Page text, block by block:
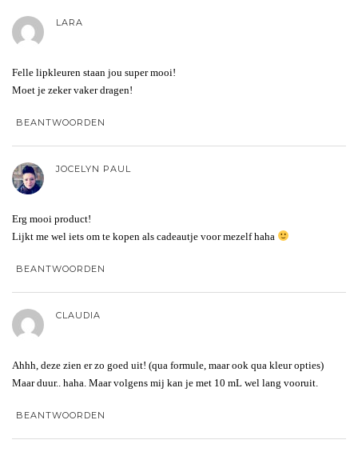
LARA
Felle lipkleuren staan jou super mooi!
Moet je zeker vaker dragen!
BEANTWOORDEN
JOCELYN PAUL
Erg mooi product!
Lijkt me wel iets om te kopen als cadeautje voor mezelf haha
BEANTWOORDEN
CLAUDIA
Ahhh, deze zien er zo goed uit! (qua formule, maar ook qua kleur opties)
Maar duur.. haha. Maar volgens mij kan je met 10 mL wel lang vooruit.
BEANTWOORDEN